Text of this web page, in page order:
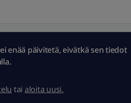
enää päivitetä, eivätkä sen tiedot
tai aloita uusi.